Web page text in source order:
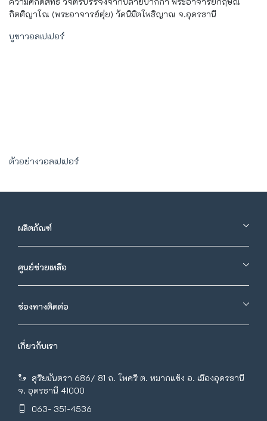
กิตติญาโณ (พระอาจารย์ตุ๋ย) วัดนิมิตโพธิญาณ จ.อุดรธานี
บูชาวอลเปเปอร์
ตัวอย่างวอลเปเปอร์
ผลิตภัณฑ์
ศูนย์ช่วยเหลือ
ช่องทางติดต่อ
เกี่ยวกับเรา
สุริยมันตรา 686/ 81 ถ. โพศรี ต. หมากแข้ง อ. เมืองอุดรธานี
จ. อุดรธานี 41000
063- 351-4536